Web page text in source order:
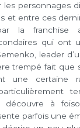
les personnages
et entre ces
la franchise
qui ont
leader
trempé fait que
une certaine
découvre à
parfois une